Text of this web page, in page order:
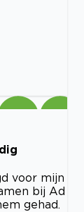
voor mijn
bij Ad
gehad.